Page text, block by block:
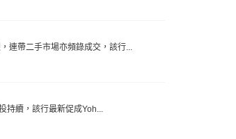
連帶二手市場亦頻錄成交，該行...
持續，該行最新促成Yoh...